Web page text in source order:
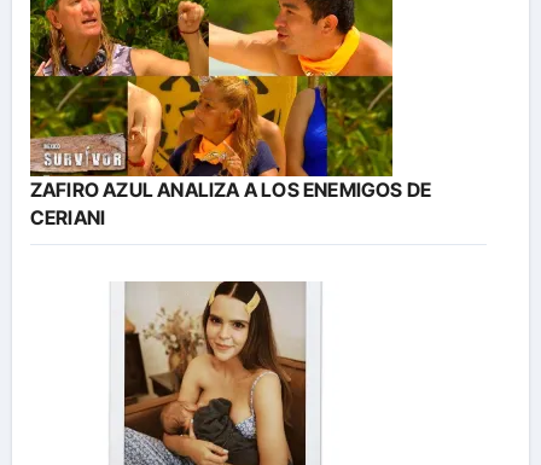
ZAFIRO AZUL ANALIZA A LOS ENEMIGOS DE
CERIANI